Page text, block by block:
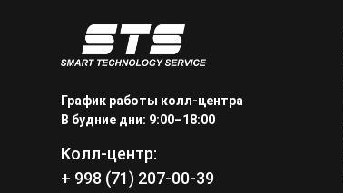
График работы колл-центра
В будние дни: 9:00–18:00
Колл-центр:
+ 998 (71) 207-00-39